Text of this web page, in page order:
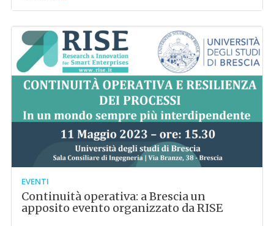
EVENTI
Continuità operativa: a Brescia un
apposito evento organizzato da RISE